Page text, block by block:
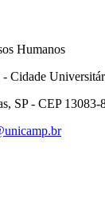
Humanos
Cidade
SP - CEP 13083-